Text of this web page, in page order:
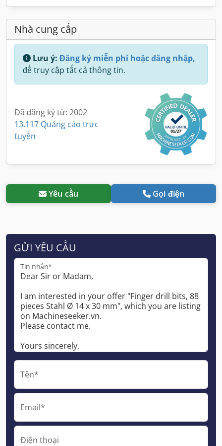
Nhà cung cấp
Lưu ý: Đăng ký miễn phí hoặc đăng nhập,
để truy cập tất cả thông tin.
Đã đăng ký từ: 2002
13.117 Quảng cáo trực
tuyến
Yêu cầu Gọi điện
GỬI YÊU CẦU
Tin nhắn*
Tên*
Email*
Điện thoại